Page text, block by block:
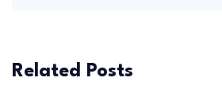
Related Posts